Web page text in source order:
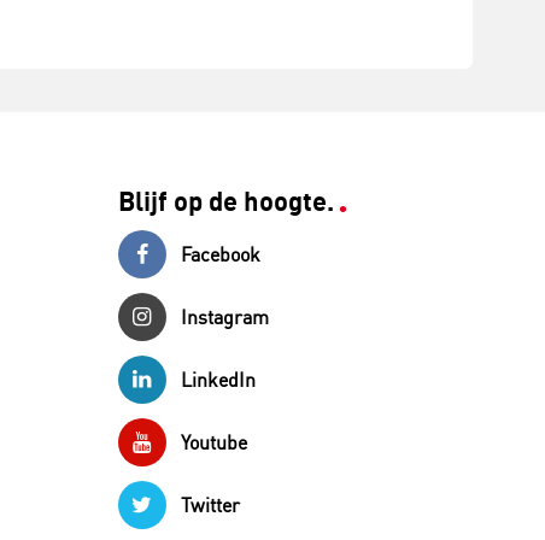
Blijf op de hoogte.
Facebook
Instagram
LinkedIn
Youtube
Twitter